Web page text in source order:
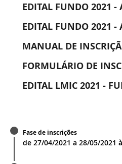
EDITAL FUNDO 2021 -
EDITAL FUNDO 2021 -
MANUAL DE
FORMULÁRIO DE
EDITAL LMIC 2021 -
Fase de inscrições
de27/04/2021 a28/05/2021